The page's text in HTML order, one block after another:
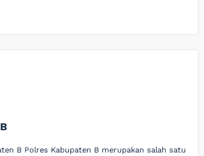
B Polres Kabupaten B merupakan salah satu